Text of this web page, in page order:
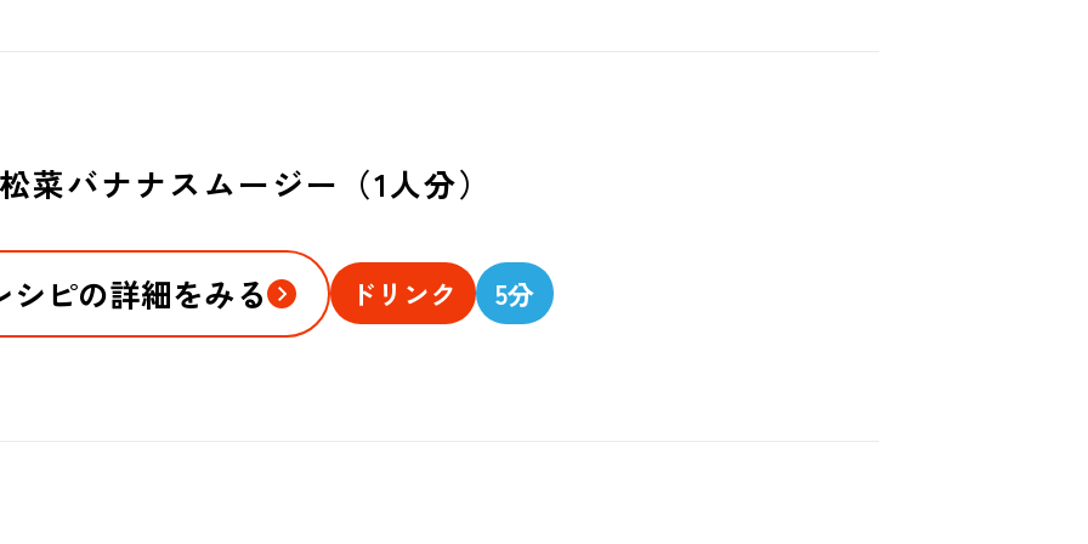
菜バナナスムージー（1人分）
シピの詳細をみる ドリンク 5分